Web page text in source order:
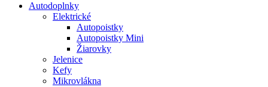
Autodoplnky
Elektrické
Autopoistky
Autopoistky Mini
Žiarovky
Jelenice
Kefy
Mikrovlákna